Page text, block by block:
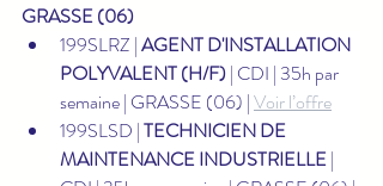
GRASSE (06)
199SLRZ | AGENT D'INSTALLATION
POLYVALENT (H/F) | CDI | 35h par
semaine | GRASSE (06) | Voir l’offre
199SLSD | TECHNICIEN DE
MAINTENANCE INDUSTRIELLE |